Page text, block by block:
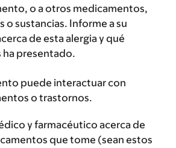
o a otros medicamentos,
o sustancias. Informe a su
de esta alergia y qué
ha presentado.
puede interactuar con
o trastornos.
y farmacéutico acerca de
que tome (sean estos